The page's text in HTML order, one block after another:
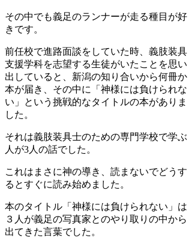
その中でも義足のランナーが走る種目が好
きです。
前任校で進路面談をしていた時、義肢装具
支援学科を志望する生徒がいたことを思い
出していると、新潟の知り合いから何冊か
本が届き、その中に「神様には負けられな
い」という挑戦的なタイトルの本がありま
した。
それは義肢装具士のための専門学校で学ぶ
人が3人の話でした。
これはまさに神の導き、読まないでどうす
るとすぐに読み始めました。
本のタイトル「神様には負けられない」は
３人が義足の写真家とのやり取りの中から
出てきた言葉でした。